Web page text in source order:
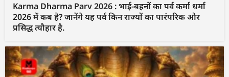
Karma Dharma Parv 2026 : भाई-बहनों का पर्व कर्मा धर्मा
2026 में कब है? जानेंगे यह पर्व किन राज्यों का पारंपरिक और
प्रसिद्ध त्यौहार है.